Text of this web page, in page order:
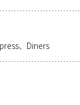
、Diners